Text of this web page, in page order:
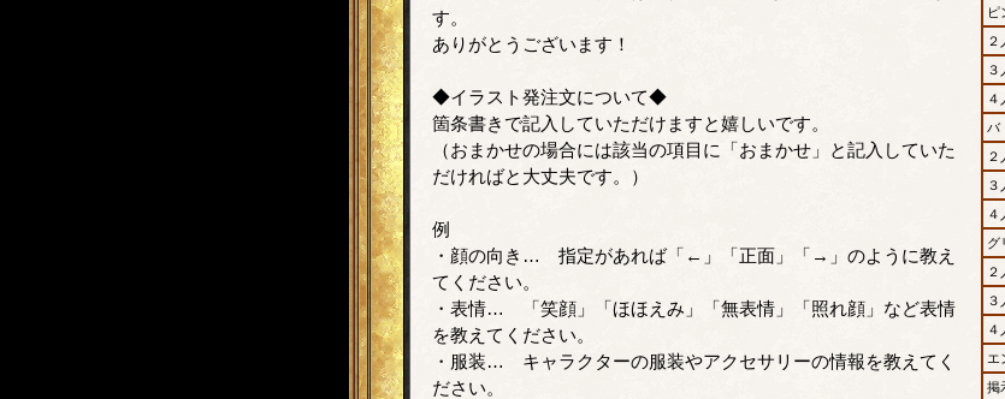
ピ
３
４
バ
３
４
グ
３
４
エ
掲
す。
ありがとうございます！
◆イラスト発注文について◆
箇条書きで記入していただけますと嬉しいです。
（おまかせの場合には該当の項目に「おまかせ」と記入していた
だければと大丈夫です。）
例
・顔の向き… 指定があれば「←」「正面」「→」のように教え
てください。
・表情… 「笑顔」「ほほえみ」「無表情」「照れ顔」など表情
を教えてください。
・服装… キャラクターの服装やアクセサリーの情報を教えてく
ださい。